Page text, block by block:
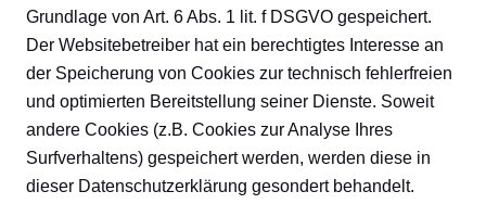
Grundlage von Art. 6 Abs. 1 lit. f DSGVO gespeichert.
Der Websitebetreiber hat ein berechtigtes Interesse an
der Speicherung von Cookies zur technisch fehlerfreien
und optimierten Bereitstellung seiner Dienste. Soweit
andere Cookies (z.B. Cookies zur Analyse Ihres
Surfverhaltens) gespeichert werden, werden diese in
dieser Datenschutzerklärung gesondert behandelt.